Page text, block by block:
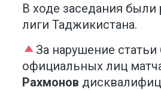
В ходе заседания
лиги Таджикистана.
За нарушение
официальных лиц
Рахмонов